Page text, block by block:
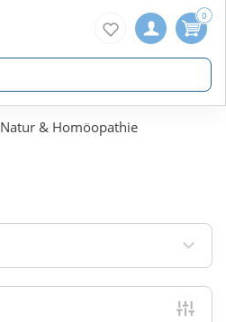
0
Natur & Homöopathie